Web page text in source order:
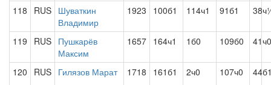
118 RUS Шуваткин
Владимир
1923 100б1 114ч1 91б1
119 RUS Пушкарёв
Максим
1657 164ч1 1б0 109б0 41ч0
120 RUS Гилязов Марат 1718 161б1 2ч0 107ч0